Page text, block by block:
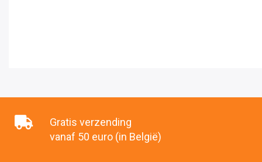
Gratis verzending
vanaf 50 euro (in België)